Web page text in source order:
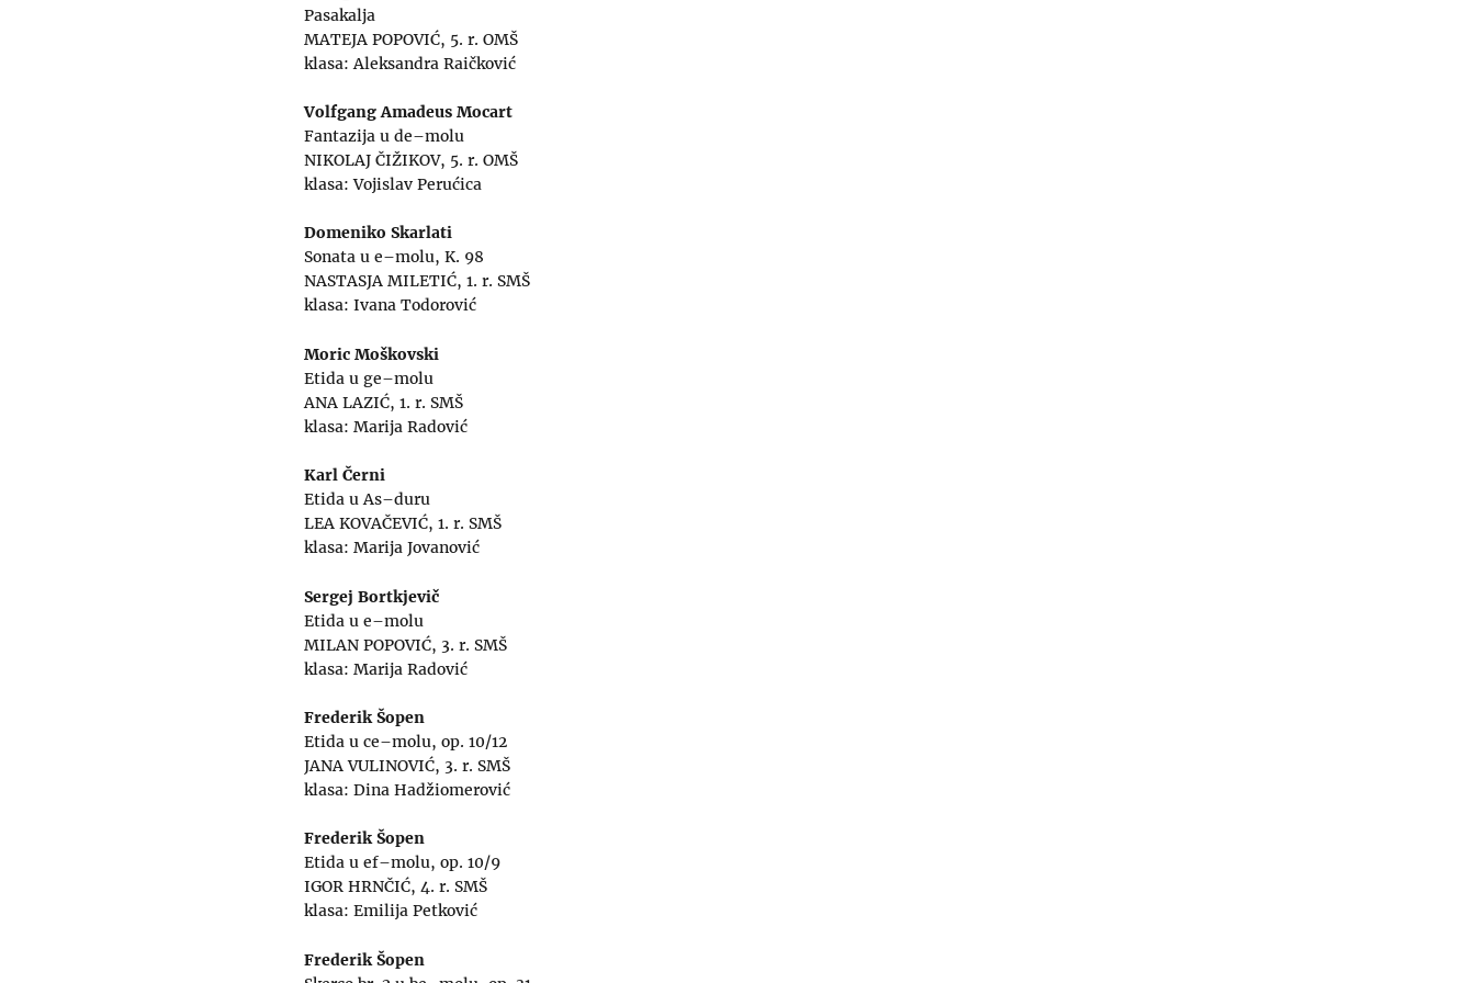
Pasakalja
MATEJA POPOVIĆ, 5. r. OMŠ
klasa: Aleksandra Raičković
Volfgang Amadeus Mocart
Fantazija u de–molu
NIKOLAJ ČIŽIKOV, 5. r. OMŠ
klasa: Vojislav Perućica
Domeniko Skarlati
Sonata u e–molu, K. 98
NASTASJA MILETIĆ, 1. r. SMŠ
klasa: Ivana Todorović
Moric Moškovski
Etida u ge–molu
ANA LAZIĆ, 1. r. SMŠ
klasa: Marija Radović
Karl Černi
Etida u As–duru
LEA KOVAČEVIĆ, 1. r. SMŠ
klasa: Marija Jovanović
Sergej Bortkjevič
Etida u e–molu
MILAN POPOVIĆ, 3. r. SMŠ
klasa: Marija Radović
Frederik Šopen
Etida u ce–molu, op. 10/12
JANA VULINOVIĆ, 3. r. SMŠ
klasa: Dina Hadžiomerović
Frederik Šopen
Etida u ef–molu, op. 10/9
IGOR HRNČIĆ, 4. r. SMŠ
klasa: Emilija Petković
Frederik Šopen